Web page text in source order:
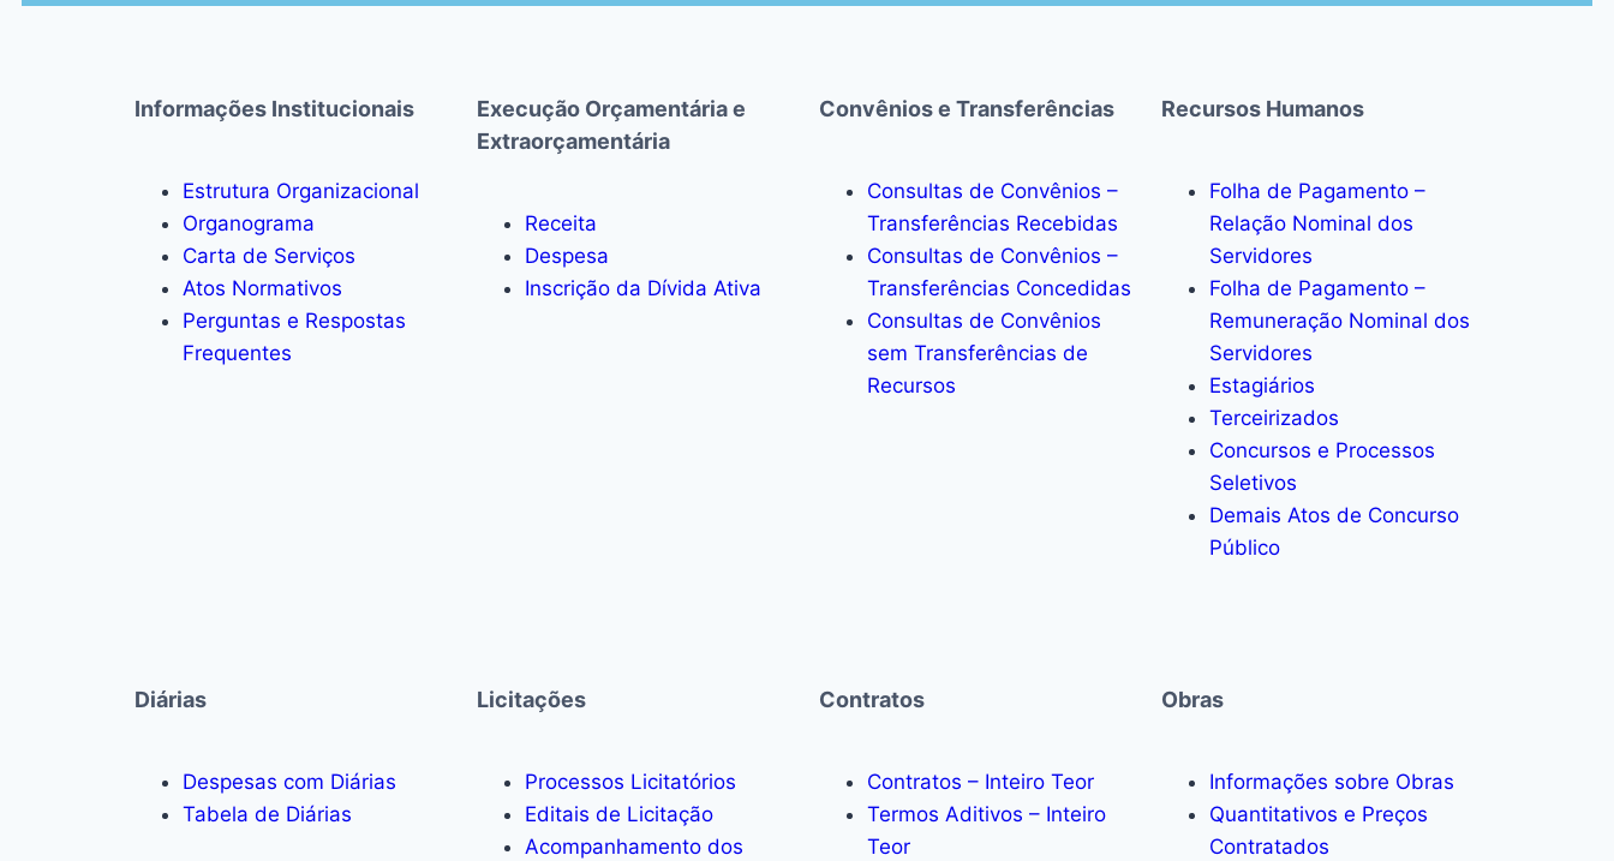
Informações Institucionais
Estrutura Organizacional
Organograma
Carta de Serviços
Atos Normativos
Perguntas e Respostas
Frequentes
Execução Orçamentária e
Extraorçamentária
Receita
Despesa
Inscrição da Dívida Ativa
Convênios e Transferências
Consultas de Convênios –
Transferências Recebidas
Consultas de Convênios –
Transferências Concedidas
Consultas de Convênios
sem Transferências de
Recursos
Recursos Humanos
Folha de Pagamento –
Relação Nominal dos
Servidores
Folha de Pagamento –
Remuneração Nominal dos
Servidores
Estagiários
Terceirizados
Concursos e Processos
Seletivos
Demais Atos de Concurso
Público
Diárias
Despesas com Diárias
Tabela de Diárias
Licitações
Processos Licitatórios
Editais de Licitação
Acompanhamento dos
Contratos
Contratos – Inteiro Teor
Termos Aditivos – Inteiro
Teor
Obras
Informações sobre Obras
Quantitativos e Preços
Contratados